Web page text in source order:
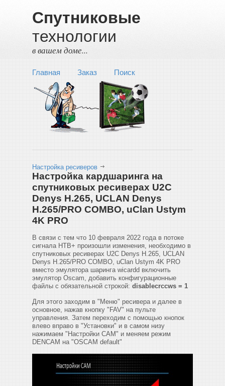
Спутниковые
технологии
в вашем доме...
Главная Заказ Поиск
Настройка ресиверов
Настройка кардшаринга на
спутниковых ресиверах U2C
Denys H.265, UCLAN Denys
H.265/PRO COMBO, uClan Ustym
4K PRO
В связи с тем что 10 февраля 2022 года в потоке
сигнала НТВ+ произошли изменения, необходимо в
спутниковых ресиверах U2C Denys H.265, UCLAN
Denys H.265/PRO COMBO, uClan Ustym 4K PRO
вместо эмулятора шаринга wicardd включить
эмулятор Oscam, добавить конфигурационные
файлы с обязательной строкой: disablecrccws = 1
Для этого заходим в "Меню" ресивера и далее в
основное, нажав кнопку "FAV" на пульте
управления. Затем переходим с помощью кнопок
влево вправо в "Установки" и в самом низу
нажимаем "Настройки CAM" и меняем режим
DENCAM на "OSCAM default"